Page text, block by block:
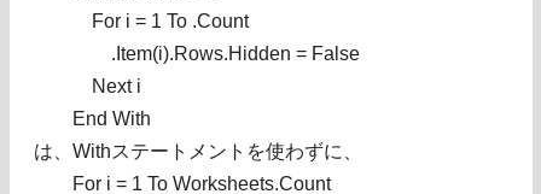
For i = 1 To .Count
.Item(i).Rows.Hidden = False
Next i
End With
は、Withステートメントを使わずに、
For i = 1 To Worksheets.Count